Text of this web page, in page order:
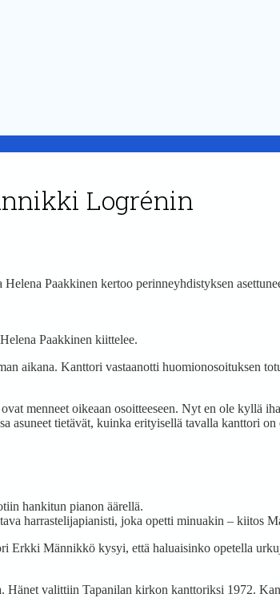
Logrénin
Paakkinen kertoo perinneyhdistyksen
Paakkinen kiittelee.
aikana. Kanttori vastaanotti huomionosoituksen
menneet oikeaan osoitteeseen. Nyt en ole kyllä
asuneet tietävät, kuinka erityisellä tavalla kanttori on
hankitun pianon äärellä.
harrastelijapianisti, joka opetti minuakin – kiitos
Erkki Männikkö kysyi, että haluaisinko opetella
Hänet valittiin Tapanilan kirkon kanttoriksi 1972.